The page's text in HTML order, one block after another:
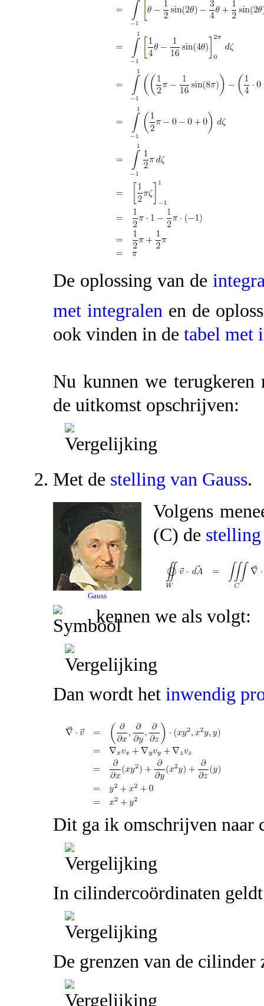
De oplossing van de
met integralen en de
ook vinden in de tabel met
Nu kunnen we terugkeren
de uitkomst opschrijven:
Met de stelling van Gauss.
Gauss
Volgens
(C) de stelling
kennen we als volgt:
Dan wordt het inwendig
Dit ga ik omschrijven naar
In cilindercoördinaten
De grenzen van de cilinder